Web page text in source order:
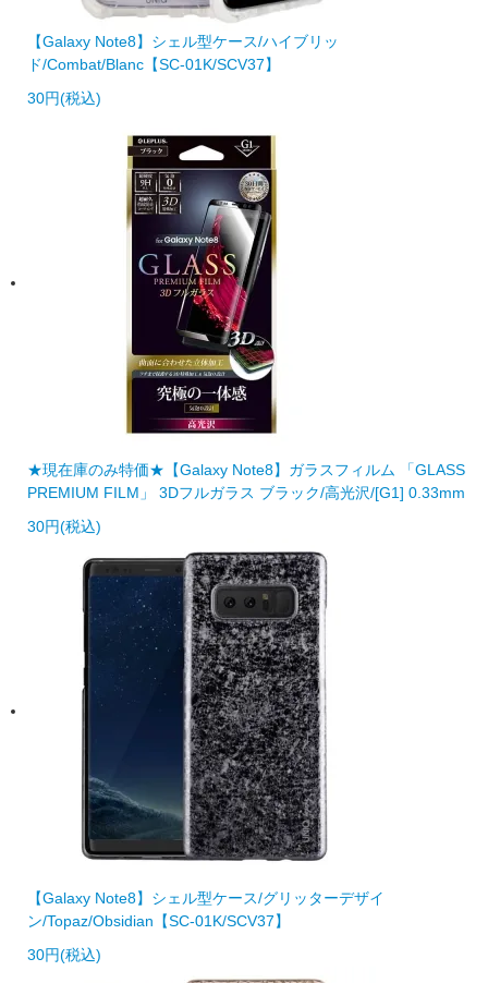
【Galaxy Note8】シェル型ケース/ハイブリッ
ド/Combat/Blanc【SC-01K/SCV37】
30円(税込)
★現在庫のみ特価★【Galaxy Note8】ガラスフィルム 「GLASS
PREMIUM FILM」 3Dフルガラス ブラック/高光沢/[G1] 0.33mm
30円(税込)
【Galaxy Note8】シェル型ケース/グリッターデザイ
ン/Topaz/Obsidian【SC-01K/SCV37】
30円(税込)